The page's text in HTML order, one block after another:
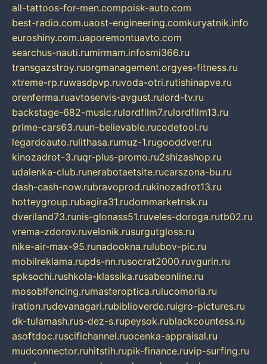
all-tattoos-for-men.compoisk-auto.com
best-radio.com.uaost-engineering.comkuryatnik.info
euroshiny.com.uaporemontuavto.com
searchus-nauti.rumirmam.infosmi366.ru
transgazstroy.ruorgmanagement.orgyes-fitness.ru
xtreme-rp.ruwasdpvp.ruvoda-otri.rutishinapve.ru
orenferma.ruavtoservis-avgust.rulord-tv.ru
backstage-682-music.rulordfilm7.rulordfilm13.ru
prime-cars63.ruun-believable.rucodetool.ru
legardoauto.rulithasa.rumuz-1.rugooddver.ru
kinozadrot-3.ruqr-plus-promo.ru2shizashop.ru
udalenka-club.runerabotaetsite.rucarszona-bu.ru
dash-cash-now.rubravoprod.rukinozadrot13.ru
hotteygroup.rubagira31.rudommarketnsk.ru
dveriland73.runis-glonass51.ruveles-doroga.rutb02.ru
vrema-zdorov.ruvelonik.rusurgutgloss.ru
nike-air-max-95.runadookna.rulubov-pic.ru
mobilreklama.rupds-nn.rusocrat2000.ruvgurin.ru
spksochi.rushkola-klassika.rusabeonline.ru
mosoblfencing.rumasteroptica.rulucomoria.ru
iration.rudevanagari.rubiblioverde.ruigro-pictures.ru
dk-tulamash.rus-dez-s.rupeysok.rublackcountess.ru
asoftdoc.ruscifichannel.ruocenka-appraisal.ru
mudconnector.ruhitstih.rupik-finance.ruvip-surfing.ru